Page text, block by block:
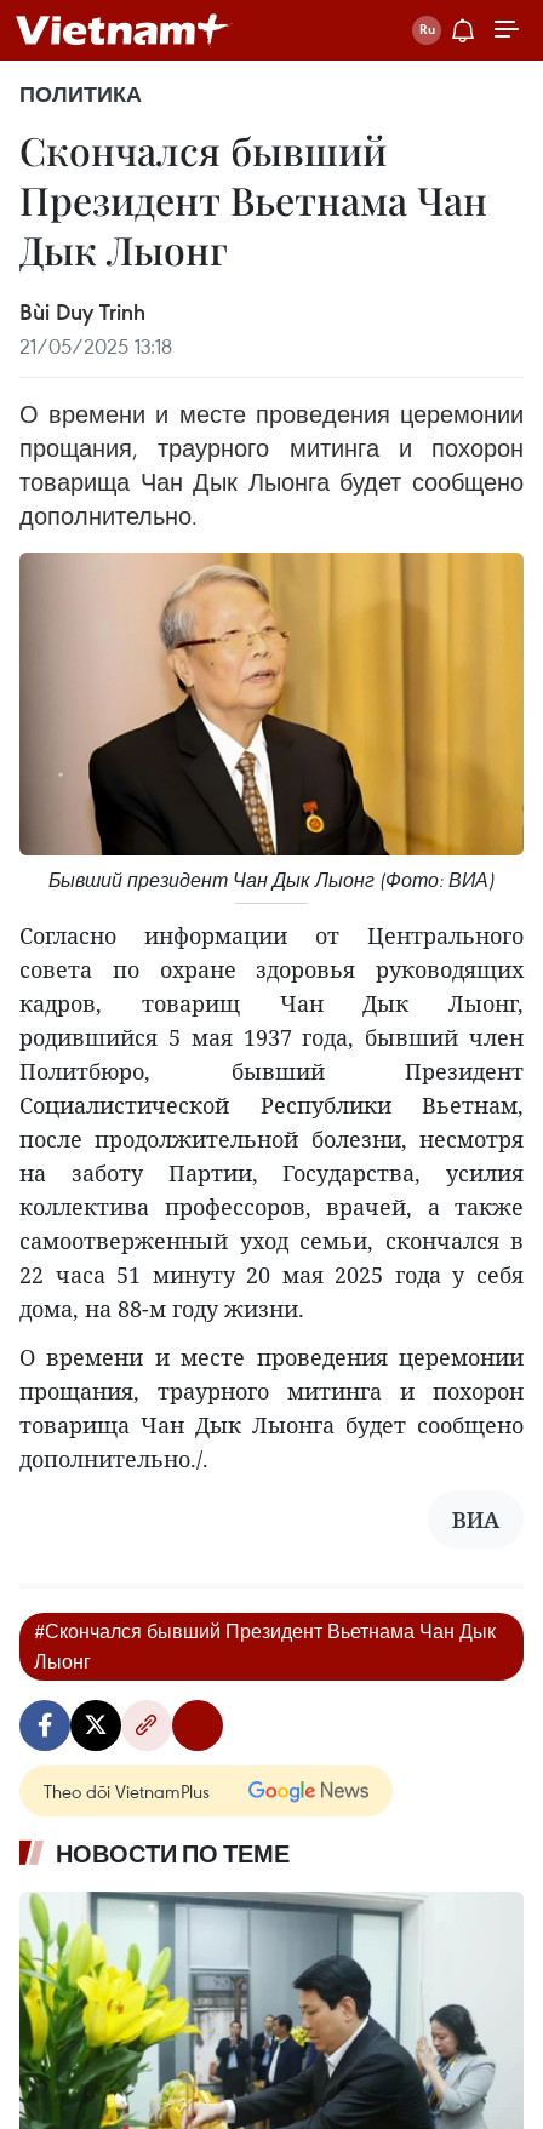
ПОЛИТИКА
Скончался бывший
Президент Вьетнама Чан
Дык Лыонг
Bùi Duy Trinh
21/05/2025 13:18
О времени и месте проведения церемонии
прощания, траурного митинга и похорон
товарища Чан Дык Лыонга будет сообщено
дополнительно.
Бывший президент Чан Дык Лыонг (Фото: ВИА)
Согласно информации от Центрального
совета по охране здоровья руководящих
кадров, товарищ Чан Дык Лыонг,
родившийся 5 мая 1937 года, бывший член
Политбюро, бывший Президент
Социалистической Республики Вьетнам,
после продолжительной болезни, несмотря
на заботу Партии, Государства, усилия
коллектива профессоров, врачей, а также
самоотверженный уход семьи, скончался в
22 часа 51 минуту 20 мая 2025 года у себя
дома, на 88-м году жизни.
О времени и месте проведения церемонии
прощания, траурного митинга и похорон
товарища Чан Дык Лыонга будет сообщено
дополнительно./.
ВИА
#Скончался бывший Президент Вьетнама Чан Дык
Лыонг
Theo dõi VietnamPlus
НОВОСТИ ПО ТЕМЕ